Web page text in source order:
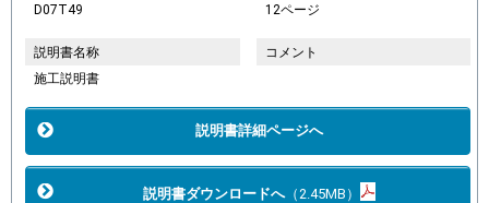
D07T49
12ページ
説明書名称
施工説明書
コメント
説明書詳細ページへ
説明書ダウンロードへ（2.45MB）